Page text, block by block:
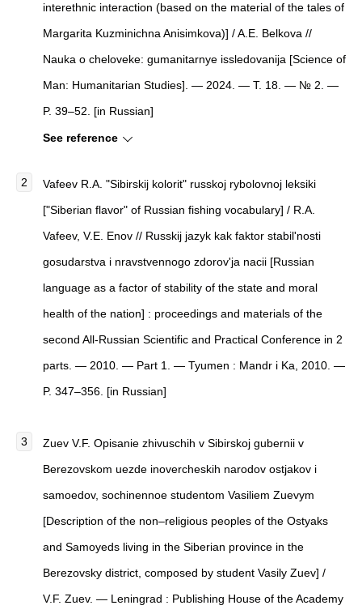
interethnic interaction (based on the material of the tales of
Margarita Kuzminichna Anisimkova)] / A.E. Belkova //
Nauka o cheloveke: gumanitarnye issledovanija [Science of
Man: Humanitarian Studies]. — 2024. — Т. 18. — № 2. —
P. 39–52. [in Russian]
See reference
Vafeev R.A. "Sibirskij kolorit" russkoj rybolovnoj leksiki
["Siberian flavor" of Russian fishing vocabulary] / R.A.
Vafeev, V.E. Enov // Russkij jazyk kak faktor stabil'nosti
gosudarstva i nravstvennogo zdorov'ja nacii [Russian
language as a factor of stability of the state and moral
health of the nation] : proceedings and materials of the
second All-Russian Scientific and Practical Conference in 2
parts. — 2010. — Part 1. — Tyumen : Mandr i Ka, 2010. —
P. 347–356. [in Russian]
Zuev V.F. Opisanie zhivuschih v Sibirskoj gubernii v
Berezovskom uezde inovercheskih narodov ostjakov i
samoedov, sochinennoe studentom Vasiliem Zuevym
[Description of the non–religious peoples of the Ostyaks
and Samoyeds living in the Siberian province in the
Berezovsky district, composed by student Vasily Zuev] /
V.F. Zuev. — Leningrad : Publishing House of the Academy